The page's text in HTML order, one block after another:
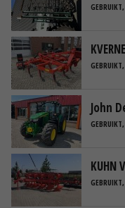
John
KUHN